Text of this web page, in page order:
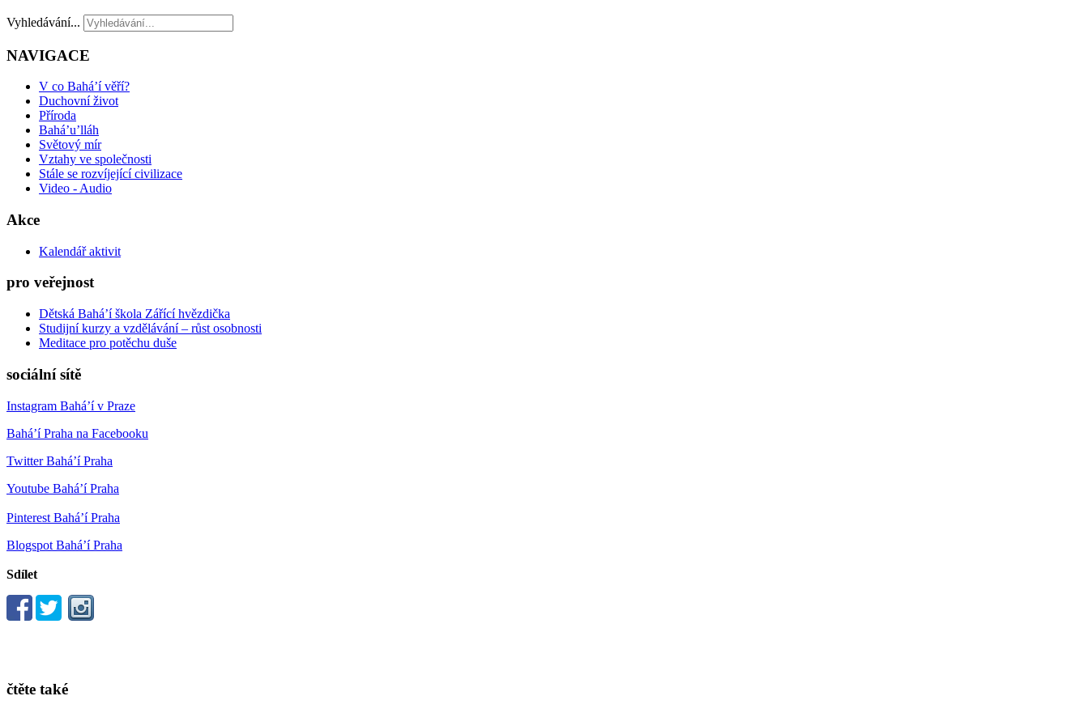
Vyhledávání...
NAVIGACE
V co Bahá’í věří?
Duchovní život
Příroda
Bahá’u’lláh
Světový mír
Vztahy ve společnosti
Stále se rozvíjející civilizace
Video - Audio
Akce
Kalendář aktivit
pro veřejnost
Dětská Bahá’í škola Zářící hvězdička
Studijní kurzy a vzdělávání – růst osobnosti
Meditace pro potěchu duše
sociální sítě
Instagram Bahá’í v Praze
Bahá’í Praha na Facebooku
Twitter Bahá’í Praha
Youtube Bahá’í Praha
Pinterest Bahá’í Praha
Blogspot Bahá’í Praha
Sdílet
čtěte také